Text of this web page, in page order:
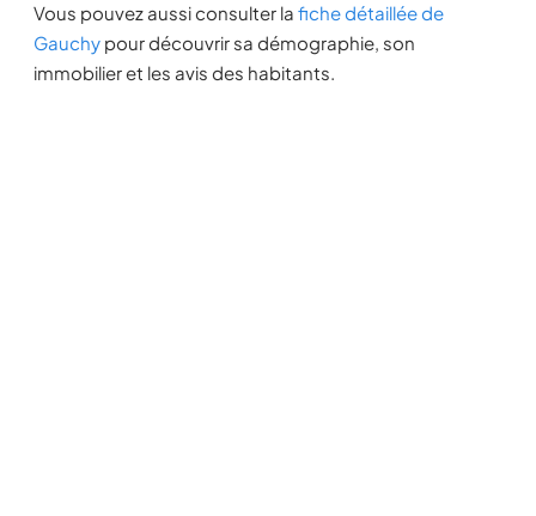
Vous pouvez aussi consulter la fiche détaillée de
Gauchy pour découvrir sa démographie, son
immobilier et les avis des habitants.